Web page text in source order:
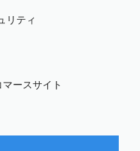
リティ
ースサイト